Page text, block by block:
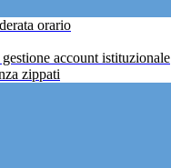
orario
account istituzionale
zippati